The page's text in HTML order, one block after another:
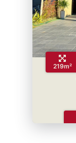
219m²